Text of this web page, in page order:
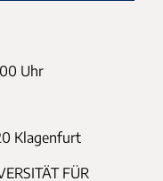
Uhr
Klagenfurt
FÜR